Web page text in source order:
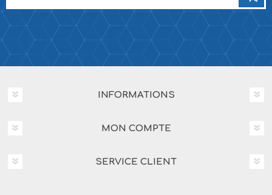
INFORMATIONS
MON COMPTE
SERVICE CLIENT